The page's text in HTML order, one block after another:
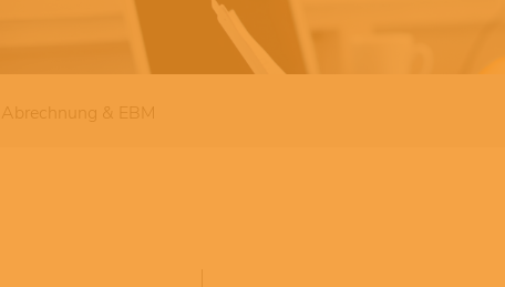
Abrechnung & EBM